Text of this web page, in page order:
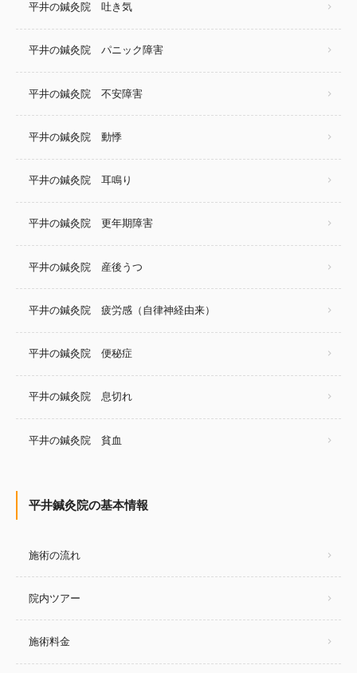
平井の鍼灸院 吐き気
平井の鍼灸院 パニック障害
平井の鍼灸院 不安障害
平井の鍼灸院 動悸
平井の鍼灸院 耳鳴り
平井の鍼灸院 更年期障害
平井の鍼灸院 産後うつ
平井の鍼灸院 疲労感（自律神経由来）
平井の鍼灸院 便秘症
平井の鍼灸院 息切れ
平井の鍼灸院 貧血
平井鍼灸院の基本情報
施術の流れ
院内ツアー
施術料金